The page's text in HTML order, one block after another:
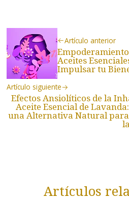
Artículo anterior
Aceites
Impulsar tu
Artículo siguiente
Efectos Ansiolíticos de la
Aceite Esencial de
una Alternativa Natural
Artículos